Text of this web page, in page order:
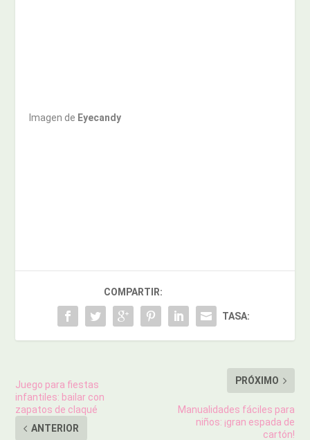
Imagen de Eyecandy
COMPARTIR:
TASA:
Juego para fiestas
infantiles: bailar con
zapatos de claqué
ANTERIOR
PRÓXIMO
Manualidades fáciles para
niños: ¡gran espada de
cartón!